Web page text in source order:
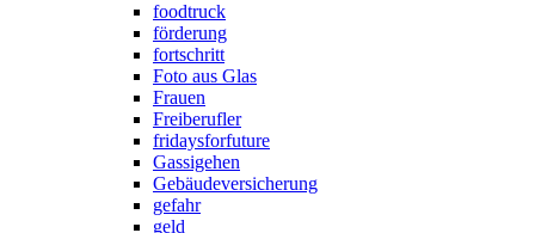
foodtruck
förderung
fortschritt
Foto aus Glas
Frauen
Freiberufler
fridaysforfuture
Gassigehen
Gebäudeversicherung
gefahr
geld